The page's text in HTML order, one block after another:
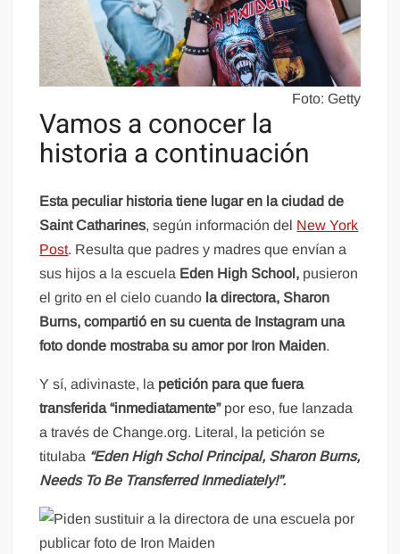
Foto: Getty
Vamos a conocer la
historia a continuación
Esta peculiar historia tiene lugar en la ciudad de
Saint Catharines, según información del New York
Post. Resulta que padres y madres que envían a
sus hijos a la escuela Eden High School, pusieron
el grito en el cielo cuando la directora, Sharon
Burns, compartió en su cuenta de Instagram una
foto donde mostraba su amor por Iron Maiden.
Y sí, adivinaste, la petición para que fuera
transferida “inmediatamente”por eso, fue lanzada
a través de Change.org. Literal, la petición se
titulaba “Eden High Schol Principal, Sharon Burns,
Needs To Be Transferred Inmediately!”.